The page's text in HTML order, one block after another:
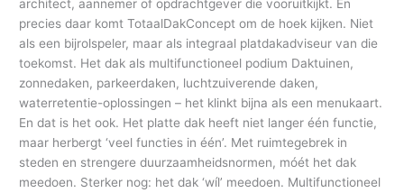
architect, aannemer of opdrachtgever die vooruitkijkt. En
precies daar komt TotaalDakConcept om de hoek kijken. Niet
als een bijrolspeler, maar als integraal platdakadviseur van die
toekomst. Het dak als multifunctioneel podium Daktuinen,
zonnedaken, parkeerdaken, luchtzuiverende daken,
waterretentie-oplossingen – het klinkt bijna als een menukaart.
En dat is het ook. Het platte dak heeft niet langer één functie,
maar herbergt ‘veel functies in één’. Met ruimtegebrek in
steden en strengere duurzaamheidsnormen, móét het dak
meedoen. Sterker nog: het dak ‘wíl’ meedoen. Multifunctioneel